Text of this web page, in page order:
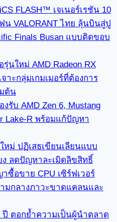
FLASH™ เจเนอร์เรชัน 10
น VALORANT ไทย ลุ้นบินสู่ปู
Finals Busan แบบติดขอบ
นใหม่ AMD Radeon RX
จาะกลุ่มเกมเมอร์ที่ต้องการ
ต้น
งรับ AMD Zen 6, Mustang
Lake-R พร้อมแก้ปัญหา
หม่ ปฏิเสธเขียนเลียนแบบ
ลดปัญหาละเมิดลิขสิทธิ์
ซื้อขาย CPU เซิร์ฟเวอร์
มกลางภาวะขาดแคลนและ
ปี ตอกย้ำความเป็นผู้นำตลาด